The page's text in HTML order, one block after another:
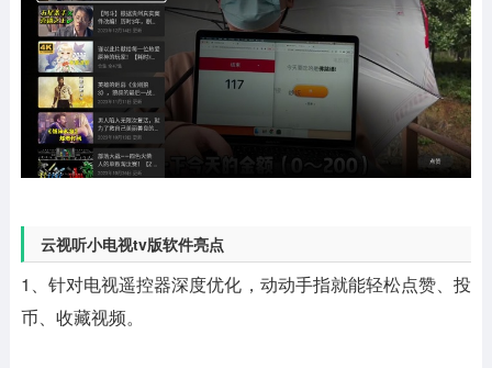
云视听小电视tv版软件亮点
1、针对电视遥控器深度优化，动动手指就能轻松点赞、投
币、收藏视频。